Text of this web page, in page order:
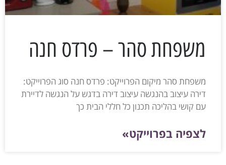
משפחת סהר – פרדס חנה
משפחת סהר מיקום הפרוייקט: פרדס חנה סוג הפרוייקט:
דירה עיצוב בהנגשה עיצוב דירה בדגש על הנגשה לדיירת
עם קושי בהליכה תכנון כל חללי הבית כך
לצפיה בפרוייקט»